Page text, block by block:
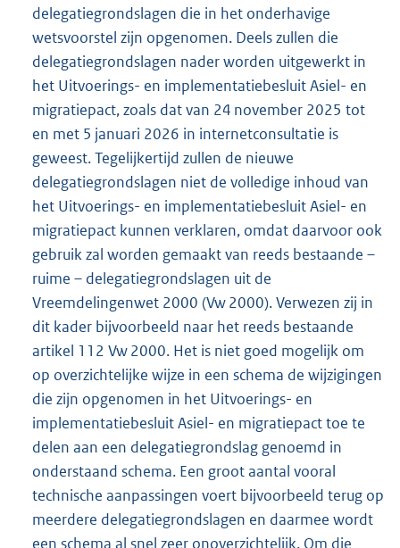
delegatiegrondslagen die in het onderhavige
wetsvoorstel zijn opgenomen. Deels zullen die
delegatiegrondslagen nader worden uitgewerkt in
het Uitvoerings- en implementatiebesluit Asiel- en
migratiepact, zoals dat van 24 november 2025 tot
en met 5 januari 2026 in internetconsultatie is
geweest. Tegelijkertijd zullen de nieuwe
delegatiegrondslagen niet de volledige inhoud van
het Uitvoerings- en implementatiebesluit Asiel- en
migratiepact kunnen verklaren, omdat daarvoor ook
gebruik zal worden gemaakt van reeds bestaande –
ruime – delegatiegrondslagen uit de
Vreemdelingenwet 2000 (Vw 2000). Verwezen zij in
dit kader bijvoorbeeld naar het reeds bestaande
artikel 112 Vw 2000. Het is niet goed mogelijk om
op overzichtelijke wijze in een schema de wijzigingen
die zijn opgenomen in het Uitvoerings- en
implementatiebesluit Asiel- en migratiepact toe te
delen aan een delegatiegrondslag genoemd in
onderstaand schema. Een groot aantal vooral
technische aanpassingen voert bijvoorbeeld terug op
meerdere delegatiegrondslagen en daarmee wordt
een schema al snel zeer onoverzichtelijk. Om die